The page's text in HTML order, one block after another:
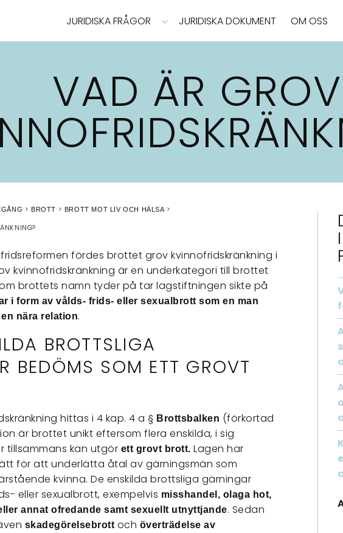
JURIDISKA FRÅGOR JURIDISKA DOKUMENT OM OSS
VAD ÄR GROV
BROTT BROTT MOT LIV OCH HÄLSA
fördes brottet grov kvinnofridskränkning i
kvinnofridskränkning är en underkategori till brottet
brottets namn tyder på tar lagstiftningen sikte på
i form av vå lds- frids- eller sexualbrott som en man
nära relation.
BROTTSLIGA
BEDÖMS SOM ETT GROVT
hittas i 4 kap. 4 a § Brottsbalken (förkortad
är brottet unikt eftersom flera enskilda, i sig
tillsammans kan utgör ett grovt brott.Lagen har
för att underlätta åtal av gärningsmän som
kvinna. De enskilda brottsliga gärningar
eller sexualbrott, exempelvis misshandel, olaga hot,
annat ofredande samt sexuellt utnyttjande. Sedan
skadegörelsebrott och överträdelse av